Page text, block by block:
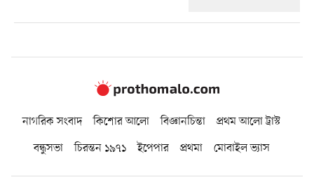
নাগরিক সংবাদ কিশোর আলো বিজ্ঞানচিন্তা
প্রথম আলো ট্রাস্ট
বন্ধুসভা
চিরন্তন ১৯৭১ ইপেপার প্রথমা মোবাইল ভ্যাস